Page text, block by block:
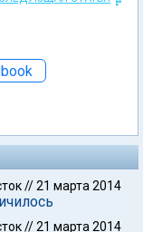
//21 марта 2014
//21 марта 2014